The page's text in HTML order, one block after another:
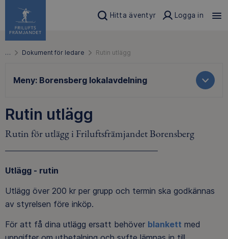
Hitta äventyr Logga in
… Dokument för ledare Rutin utlägg
Meny: Borensberg lokalavdelning
Rutin utlägg
Rutin för utlägg i Friluftsfrämjandet Borensberg
Utlägg - rutin
Utlägg över 200 kr per grupp och termin ska godkännas
av styrelsen före inköp.
För att få dina utlägg ersatt behöver blankett med